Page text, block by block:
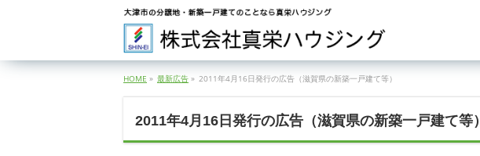
HOME » 最新広告 » 2011年4月16日発行の広告（滋賀県の新築一戸建て等）
2011年4月16日発行の広告（滋賀県の新築一戸建て等）